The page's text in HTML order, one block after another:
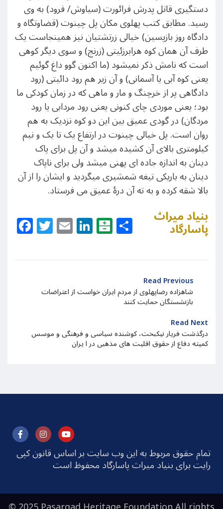
دستگیری قاتل پدرش فرائورت (سیاوش/ فرود) به وی
رسید. مطابق کتب پهلوی مکان پل چینوت (قضاوتگاه و
دادگاه روز بازپسین) خیالی زرتشتیان نیز همینجاست یک
طرف آن همان کوه هرابرزئیتی (زرنج) و سوی دیگر کوهی
است که نامش ذکر نمیشود (ما اکنون گوو داغ گوئیم
یعنی کوه آبی یا آسمانی) و آن زیر هم رود دائیتی (رود
دادگاهی پر از خرچنگ و مار و ماهی که در زمان کودکی ما
بود؛ یعنی موردی چای کنونی یعنی رود مردابی یا رود
مردگان) در گودی عمیق بین این دو کوه نزدیک به هم
روان است. پل خیالی چینوت در ارتفاع یک تا یک و نیم
کیلومتری بالای آن کشیده میشد و آن پل برای پاک
دینان به اندازه جاده ای پهنی میشد ولی برای ناپاک
دینان به باریکی تیغه شمشیری میگردید و ایشان را از آن
بالا شقه کرده و به ته آن درۀ عمیق می فرستاد.
Facebook
Twitter
EmailLinkedIn
Balatarin
Share
بنیاد میراث
پاسارگاد
Read Previous
شاهزاده رضاپهلوی از مردم ایران خواست از اعتراضات
بازنشستگان حمایت کنند
Read Next
درگذشت فریار نیکبخت، کوشنده سیاسی و فرهنگی و موسس
کمیته دفاع از حقوق اقلیت های مذهبی در ا یران
تمام حقوق مربوط به این وب سایت بر اساس قانون کپی
رایت برای بنیاد میراث پاسارگاد محفوظ است